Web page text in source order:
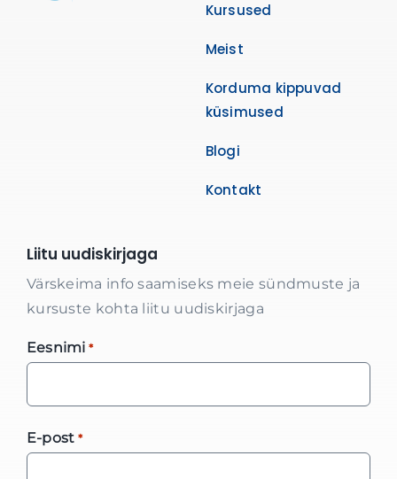
Kursused
Meist
Korduma kippuvad
küsimused
Blogi
Kontakt
Liitu uudiskirjaga
Värskeima info saamiseks meie sündmuste ja
kursuste kohta liitu uudiskirjaga
Eesnimi *
E-post *